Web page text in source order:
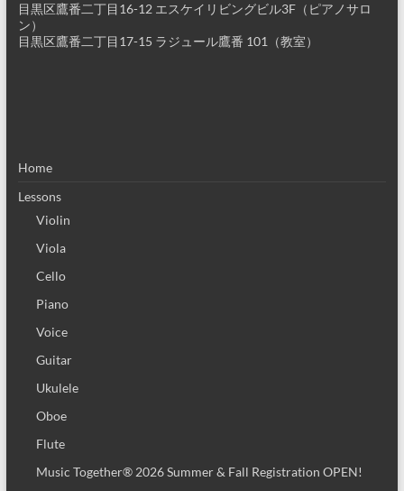
目黒区鷹番二丁目16-12 エスケイリビングビル3F（ピアノサロ
ン）
目黒区鷹番二丁目17-15 ラジュール鷹番 101（教室）
Home
Lessons
Violin
Viola
Cello
Piano
Voice
Guitar
Ukulele
Oboe
Flute
Music Together® 2026 Summer & Fall Registration OPEN!